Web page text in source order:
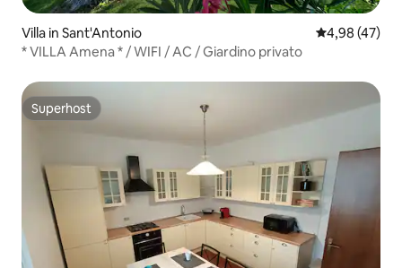
Villa in Sant'Antonio Gemiddelde
4,98 (47)
* VILLA Amena * / WIFI / AC / Giardino privato
Superhost
Superhost